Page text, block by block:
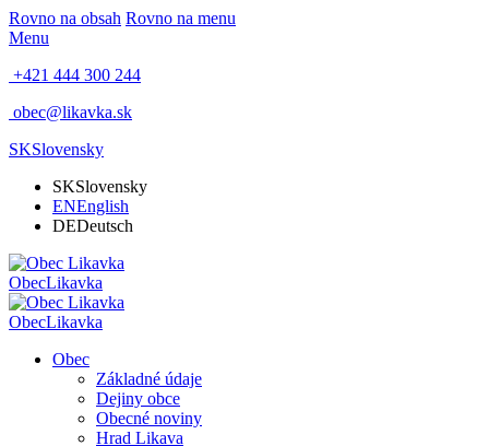
Rovno na obsah Rovno na menu
Menu
+421 444 300 244
obec@likavka.sk
SKSlovensky
SKSlovensky
ENEnglish
DEDeutsch
ObecLikavka
ObecLikavka
Obec
Základné údaje
Dejiny obce
Obecné noviny
Hrad Likava